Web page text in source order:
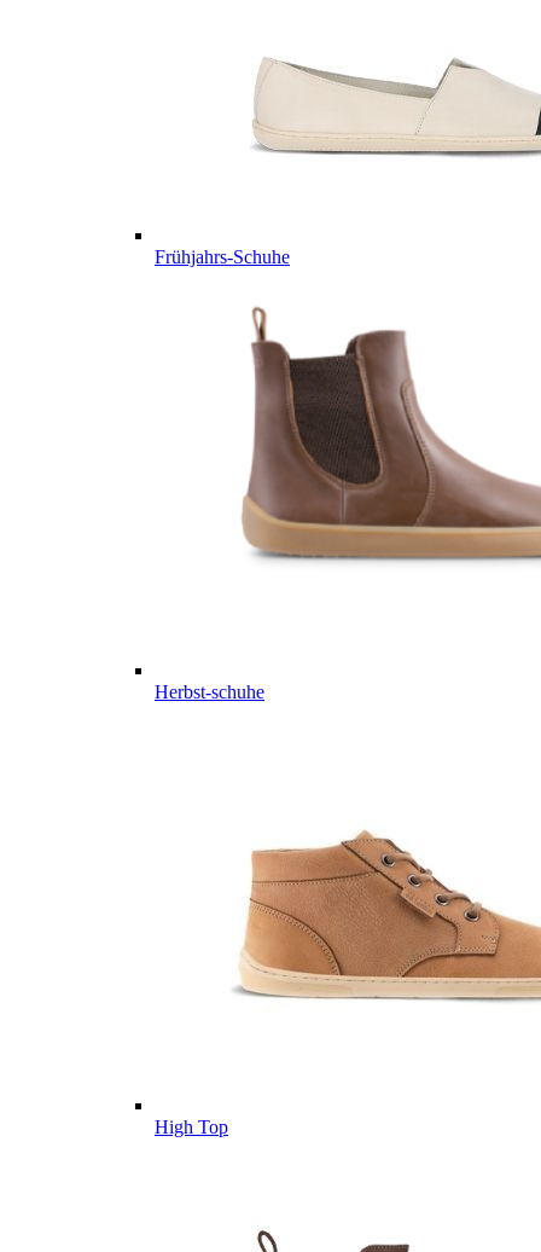
Frühjahrs-Schuhe
Herbst-schuhe
High Top